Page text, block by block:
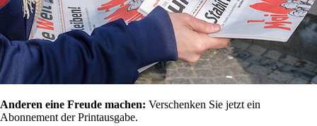
Anderen eine Freude machen: Verschenken Sie jetzt ein
Abonnement der Printausgabe.